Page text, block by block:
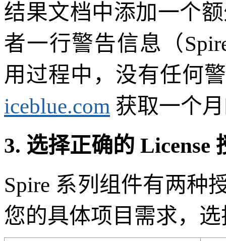
结果文档中添加一个
者一行警告信息（
用过程中，没有任何
iceblue.com 获取一个
3. 选择正确的 License
Spire 系列组件有两种
您的具体项目需求，